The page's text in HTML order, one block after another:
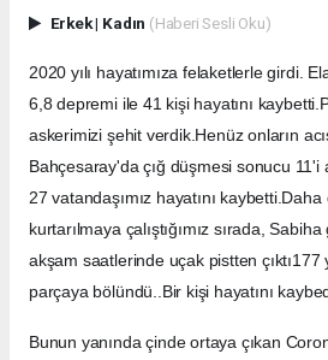
Erkek| Kadın (Haberi Sesli Oku)
2020 yılı hayatımıza felaketlerle girdi.
6,8 depremi ile 41 kişi hayatını
askerimizi şehit verdik.Henüz onların
Bahçesaray'da çığ düşmesi sonucu 11'i
27 vatandaşımız hayatını kaybetti.Daha
kurtarılmaya çalıştığımız sırada,
akşam saatlerinde uçak pistten
parçaya bölündü..Bir kişi hayatını
Bunun yanında çinde ortaya çıkan